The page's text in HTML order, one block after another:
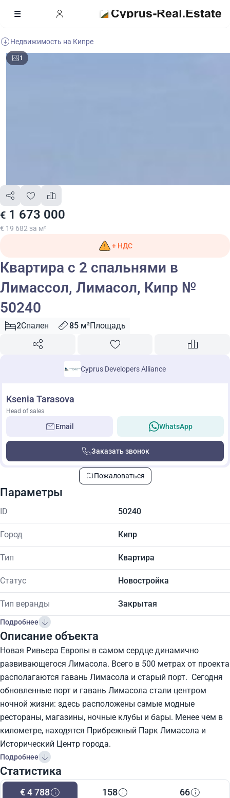
Недвижимость на Кипре
1
€ 1 673 000
€ 19 682 за м²
+ НДС
Квартира с 2 спальнями в
Лимассол, Лимасол, Кипр №
50240
2Спален 85 м²Площадь
Cyprus Developers Alliance
Ksenia Tarasova
Head of sales
Email WhatsApp
Заказать звонок
Пожаловаться
Параметры
ID 50240
Город Кипр
Тип Квартира
Статус Новостройка
Тип веранды Закрытая
Подробнее
Описание объекта
Новая Ривьера Европы в самом сердце динамично
развивающегося Лимасола. Всего в 500 метрах от проекта
располагаются гавань Лимасола и старый порт. Сегодня
обновленные порт и гавань Лимасола стали центром
ночной жизни: здесь расположены самые модные
рестораны, магазины, ночные клубы и бары. Менее чем в
километре, находятся Прибрежный Парк Лимасола и
Исторический Центр города.
Подробнее
Статистика
€ 4 788 158 66